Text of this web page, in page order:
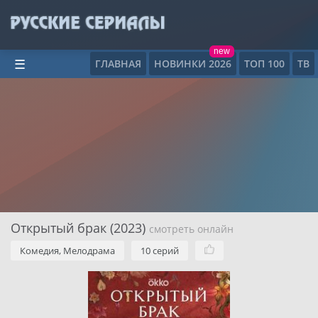
ГЛАВНАЯ НОВИНКИ 2026
new
ТОП 100 ТВ
☰
Открытый брак (2023) смотреть онлайн
Комедия, Мелодрама 10 серий